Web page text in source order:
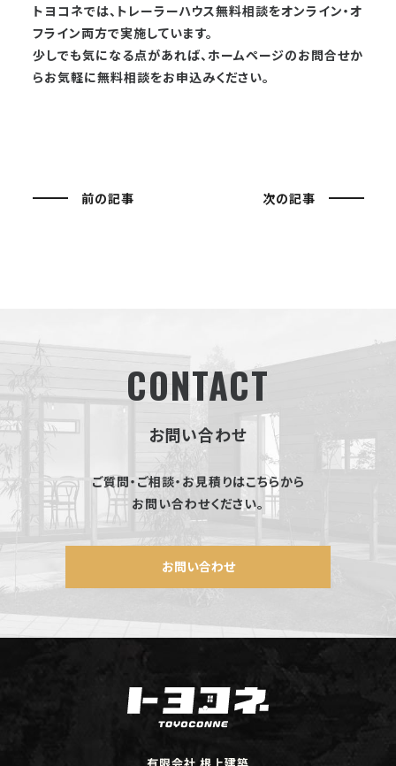
トヨコネでは、トレーラーハウス無料相談をオンライン・オ
フライン両方で実施しています。
少しでも気になる点があれば、ホームページのお問合せか
らお気軽に無料相談をお申込みください。
前の記事 次の記事
CONTACT
お問い合わせ
ご質問・ご相談・お見積りはこちらから
お問い合わせください。
お問い合わせ